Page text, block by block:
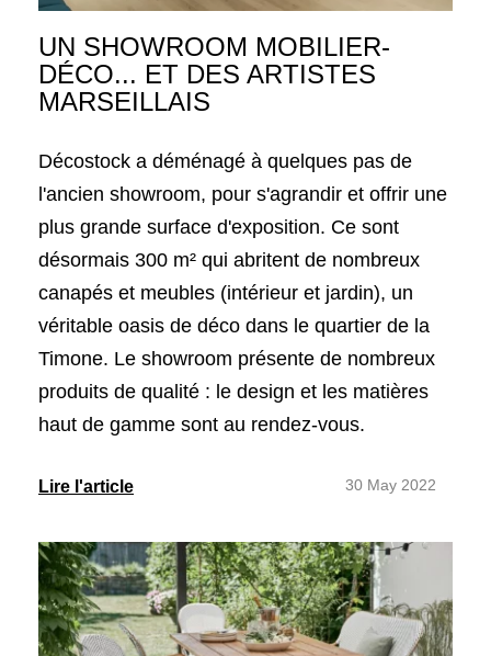
UN SHOWROOM MOBILIER-
DÉCO... ET DES ARTISTES
MARSEILLAIS
Décostock a déménagé à quelques pas de
l'ancien showroom, pour s'agrandir et offrir une
plus grande surface d'exposition. Ce sont
désormais 300 m² qui abritent de nombreux
canapés et meubles (intérieur et jardin), un
véritable oasis de déco dans le quartier de la
Timone. Le showroom présente de nombreux
produits de qualité : le design et les matières
haut de gamme sont au rendez-vous.
Lire l'article 30 May 2022